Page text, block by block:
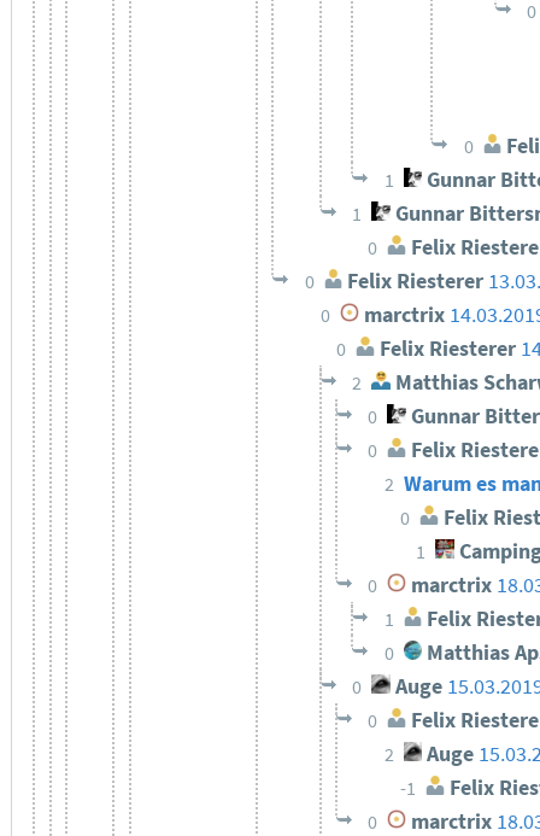
0
0
1 Gunnar
1 Gunnar
0 Felix
0 Felix Riesterer
0 marctrix
0 Felix Riesterer
2 Matthias
0 Gunnar
0 Felix
2 Warum es
0 Felix
1
0 marctrix
1 Felix
0 Matthias
0 Auge
0 Felix
2 Auge
-1 Felix
0 marctrix